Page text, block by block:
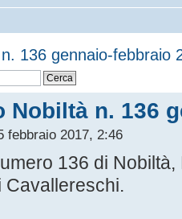
136 gennaio-febbraio
Nobiltà n. 136
febbraio 2017, 2:46
136 di
Cavallereschi.